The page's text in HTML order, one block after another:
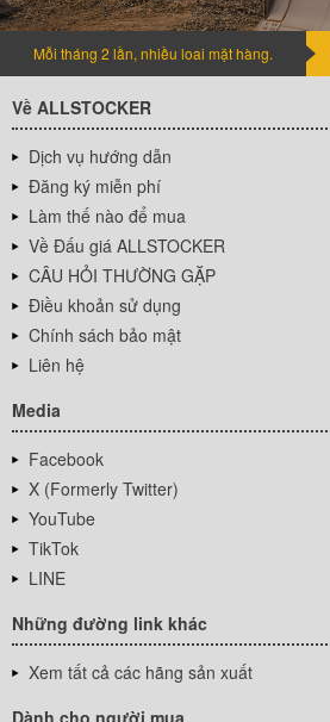
Mỗi tháng 2 lần, nhiều loai mặt hàng.
Về ALLSTOCKER
Dịch vụ hướng dẫn
Đăng ký miễn phí
Làm thế nào để mua
Về Đấu giá ALLSTOCKER
CÂU HỎI THƯỜNG GẶP
Điều khoản sử dụng
Chính sách bảo mật
Liên hệ
Media
Facebook
X (Formerly Twitter)
YouTube
TikTok
LINE
Những đường link khác
Xem tất cả các hãng sản xuất
Dành cho người mua